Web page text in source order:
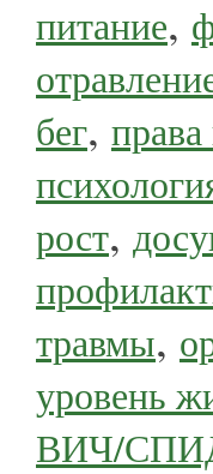
питание,
бег,
рост,
травмы,
уровень
ВИЧ/